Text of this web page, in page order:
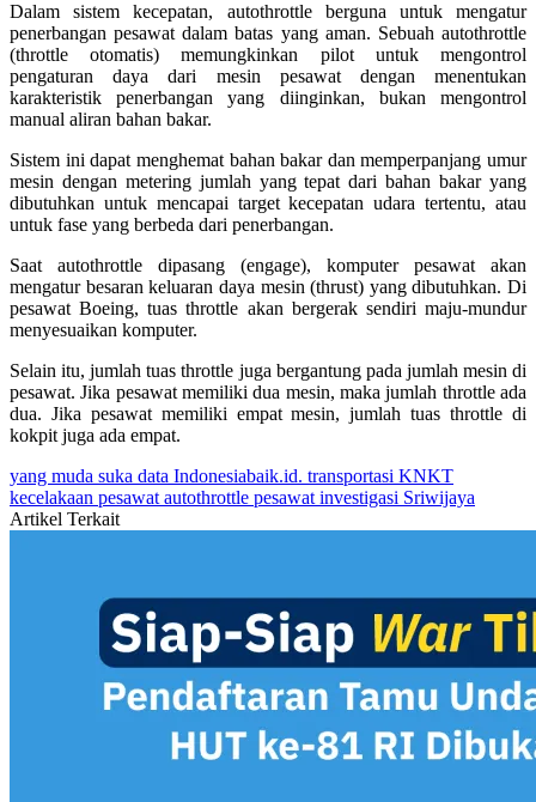
Dalam sistem kecepatan, autothrottle berguna untuk mengatur
penerbangan pesawat dalam batas yang aman. Sebuah autothrottle
(throttle otomatis) memungkinkan pilot untuk mengontrol
pengaturan daya dari mesin pesawat dengan menentukan
karakteristik penerbangan yang diinginkan, bukan mengontrol
manual aliran bahan bakar.
Sistem ini dapat menghemat bahan bakar dan memperpanjang umur
mesin dengan metering jumlah yang tepat dari bahan bakar yang
dibutuhkan untuk mencapai target kecepatan udara tertentu, atau
untuk fase yang berbeda dari penerbangan.
Saat autothrottle dipasang (engage), komputer pesawat akan
mengatur besaran keluaran daya mesin (thrust) yang dibutuhkan. Di
pesawat Boeing, tuas throttle akan bergerak sendiri maju-mundur
menyesuaikan komputer.
Selain itu, jumlah tuas throttle juga bergantung pada jumlah mesin di
pesawat. Jika pesawat memiliki dua mesin, maka jumlah throttle ada
dua. Jika pesawat memiliki empat mesin, jumlah tuas throttle di
kokpit juga ada empat.
yang muda suka data Indonesiabaik.id. transportasi KNKT
kecelakaan pesawat autothrottle pesawat investigasi Sriwijaya
Artikel Terkait